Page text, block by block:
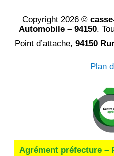
Copyright 2026 ©
Automobile – 94150.
Point d’attache, 94150
Plan
Agrément préfecture –